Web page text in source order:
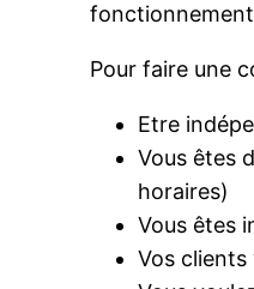
Pour faire une
Etre
Vous êtes
horaires)
Vous êtes
Vos